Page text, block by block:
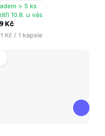
> 5 ks
10.8. u vás
Kč
Kč / 1 kapsle